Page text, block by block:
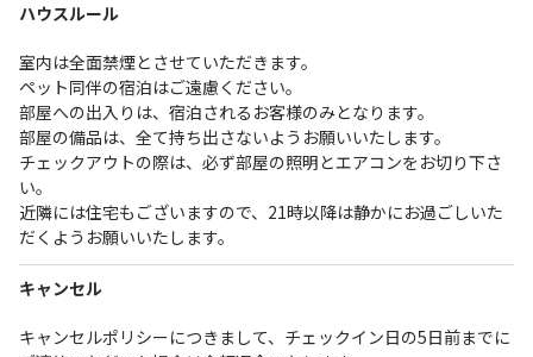
ハウスルール
室内は全面禁煙とさせていただきます。
ペット同伴の宿泊はご遠慮ください。
部屋への出入りは、宿泊されるお客様のみとなります。
部屋の備品は、全て持ち出さないようお願いいたします。
チェックアウトの際は、必ず部屋の照明とエアコンをお切り下さ
い。
近隣には住宅もございますので、21時以降は静かにお過ごしいた
だくようお願いいたします。
キャンセル
キャンセルポリシーにつきまして、チェックイン日の5日前までに